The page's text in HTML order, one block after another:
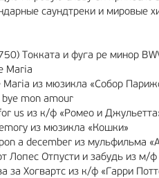
саундтреки и мировые
Токката и фуга ре минор
Maria
из мюзикла «Собор
mon amour
us из к/ф «Ромео и
из мюзикла «Кошки»
a december из мульфильма
Лопес Отпусти и забудь из м/
за Хогвартс из к/ф «Гарри